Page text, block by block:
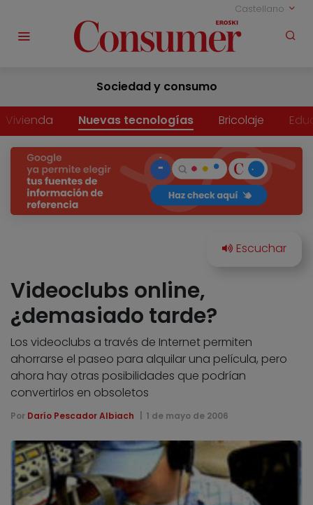
Castellano
Sociedad y consumo
Vivienda Nuevas tecnologías Bricolaje
Videoclubs online,
¿demasiado tarde?
Los videoclubs a través de Internet permiten
ahorrarse el paseo para alquilar una película, pero
ahora hay otras posibilidades que podrían
convertirlos en obsoletos
Por Darío Pescador Albiach 1 de mayo de 2006